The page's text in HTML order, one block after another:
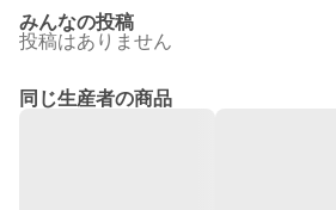
みんなの投稿
投稿はありません
同じ生産者の商品